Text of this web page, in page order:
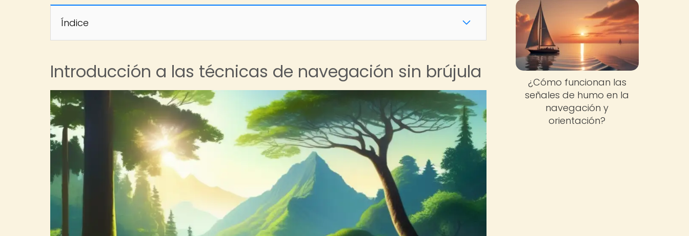
Índice
Introducción a las técnicas de navegación sin brújula
¿Cómo funcionan las
señales de humo en la
navegación y
orientación?